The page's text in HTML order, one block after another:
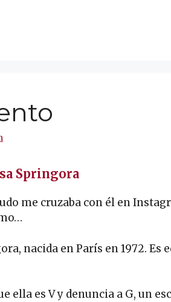
Springora
me cruzaba con él en
nacida en París en 1972. Es
ella es V y denuncia a G, un